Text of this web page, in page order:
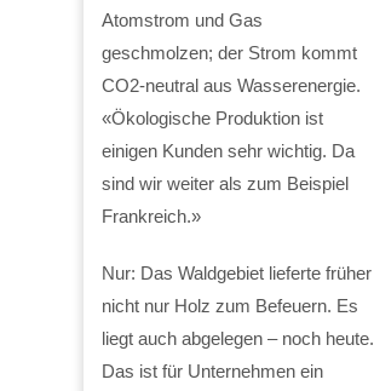
Atomstrom und Gas
geschmolzen; der Strom kommt
CO2-neutral aus Wasserenergie.
«Ökologische Produktion ist
einigen Kunden sehr wichtig. Da
sind wir weiter als zum Beispiel
Frankreich.»
Nur: Das Waldgebiet lieferte früher
nicht nur Holz zum Befeuern. Es
liegt auch abgelegen – noch heute.
Das ist für Unternehmen ein